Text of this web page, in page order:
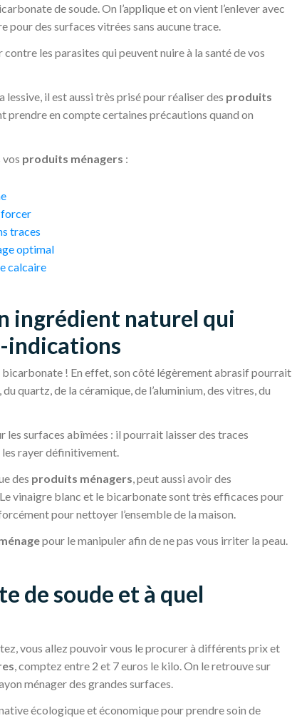
de soude. On l’applique et on vient l’enlever avec
pour des surfaces vitrées sans aucune trace.
les parasites qui peuvent nuire à la santé de vos
lessive, il est aussi très prisé pour réaliser des produits
prendre en compte certaines précautions quand on
produits ménagers :
forcer
traces
optimal
calcaire
ingrédient naturel qui
indications
bicarbonate ! En effet, son côté légèrement abrasif pourrait
quartz, de la céramique, de l’aluminium, des vitres, du
les surfaces abîmées : il pourrait laisser des traces
rayer définitivement.
des produits ménagers, peut aussi avoir des
vinaigre blanc et le bicarbonate sont très efficaces pour
pour nettoyer l’ensemble de la maison.
pour le manipuler afin de ne pas vous irriter la peau.
de soude et à quel
vous allez pouvoir vous le procurer à différents prix et
, comptez entre 2 et 7 euros le kilo. On le retrouve sur
ménager des grandes surfaces.
écologique et économique pour prendre soin de